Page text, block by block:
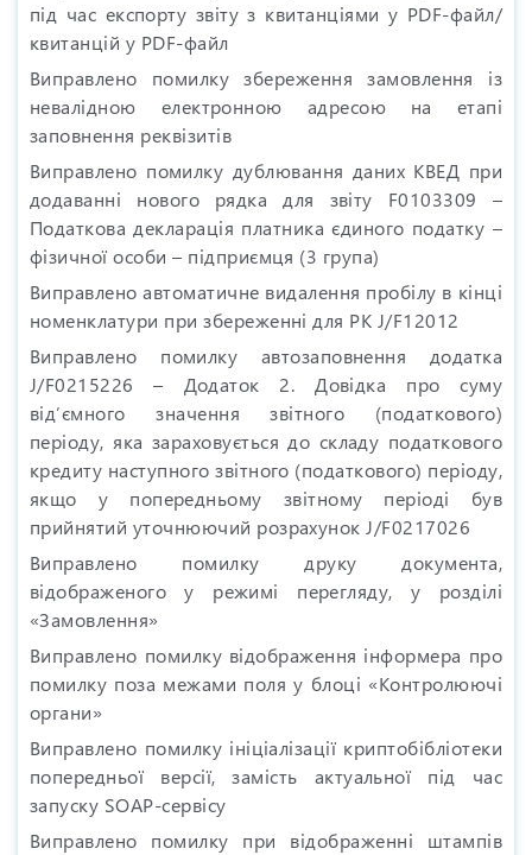
під час експорту звіту з квитанціями у PDF-файл/
квитанцій у PDF-файл
Виправлено помилку збереження замовлення із
невалідною електронною адресою на етапі
заповнення реквізитів
Виправлено помилку дублювання даних КВЕД при
додаванні нового рядка для звіту F0103309 –
Податкова декларація платника єдиного податку –
фізичної особи – підприємця (3 група)
Виправлено автоматичне видалення пробілу в кінці
номенклатури при збереженні для РК J/F12012
Виправлено помилку автозаповнення додатка
J/F0215226 – Додаток 2. Довідка про суму
від’ємного значення звітного (податкового)
періоду, яка зараховується до складу податкового
кредиту наступного звітного (податкового) періоду,
якщо у попередньому звітному періоді був
прийнятий уточнюючий розрахунок J/F0217026
Виправлено помилку друку документа,
відображеного у режимі перегляду, у розділі
«Замовлення»
Виправлено помилку відображення інформера про
помилку поза межами поля у блоці «Контролюючі
органи»
Виправлено помилку ініціалізації криптобібліотеки
попередньої версії, замість актуальної під час
запуску SOAP-сервісу
Виправлено помилку при відображенні штампів